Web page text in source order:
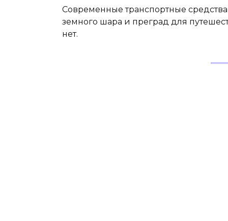
Современные транспортные
земного шара и преград для
нет.